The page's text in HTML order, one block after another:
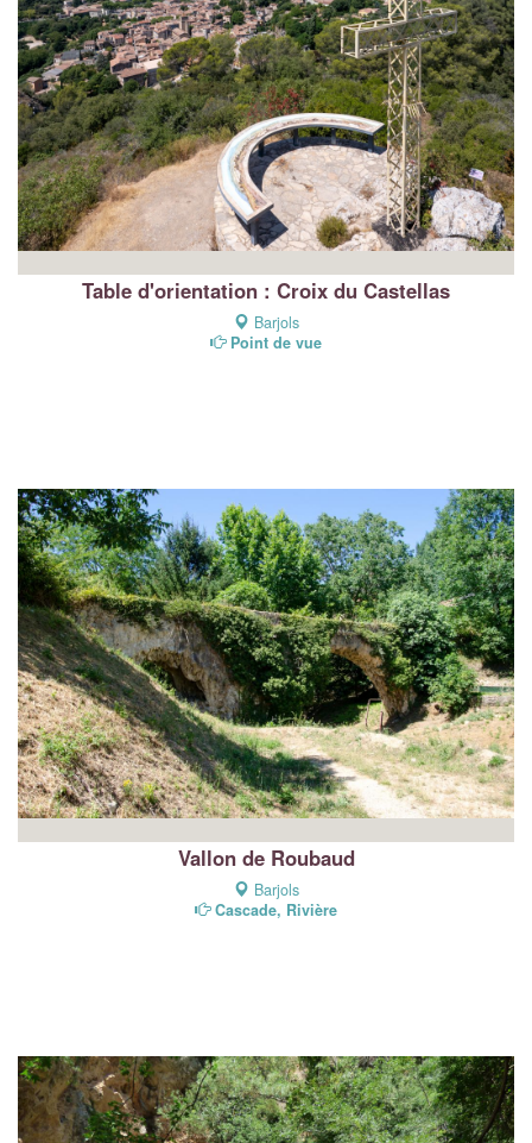
Table d'orientation : Croix du Castellas
Barjols
Point de vue
Vallon de Roubaud
Barjols
Cascade, Rivière